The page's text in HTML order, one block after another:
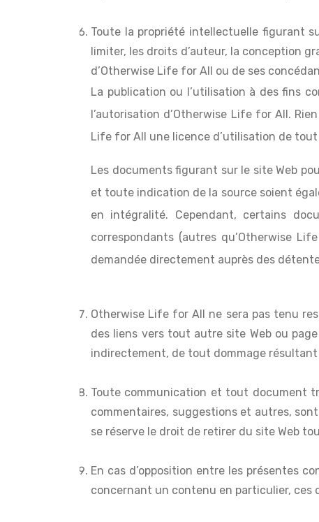
Toute la propriété intellectuelle figurant
limiter, les droits d’auteur, la conception
d’Otherwise Life for All ou de ses
La publication ou l’utilisation à des fins
l’autorisation d’Otherwise Life for All.
Life for All une licence d’utilisation de
Les documents figurant sur le site Web
et toute indication de la source soient
en intégralité. Cependant, certains
correspondants (autres qu’Otherwise
demandée directement auprès des
Otherwise Life for All ne sera pas tenu
des liens vers tout autre site Web ou
indirectement, de tout dommage résultant
Toute communication et tout document
commentaires, suggestions et autres,
se réserve le droit de retirer du site Web
En cas d’opposition entre les présentes
concernant un contenu en particulier, ces